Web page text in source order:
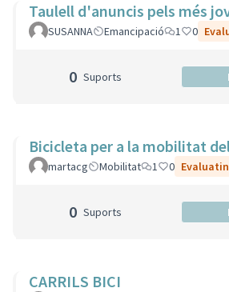
Taulell d'anuncis pels més
SUSANNA Emancipació 1 0
0 Suports
Bicicleta per a la mobilitat
martacg Mobilitat 1 0
0 Suports
CARRILS BICI